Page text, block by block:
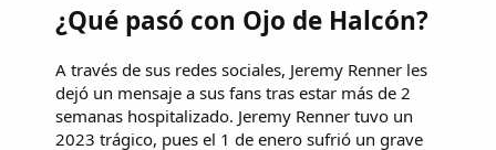
¿Qué pasó con Ojo de Halcón?
A través de sus redes sociales, Jeremy Renner les
dejó un mensaje a sus fans tras estar más de 2
semanas hospitalizado. Jeremy Renner tuvo un
2023 trágico, pues el 1 de enero sufrió un grave